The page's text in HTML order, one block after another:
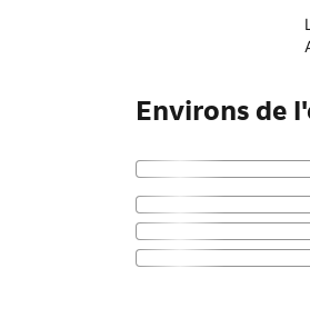
Environs de